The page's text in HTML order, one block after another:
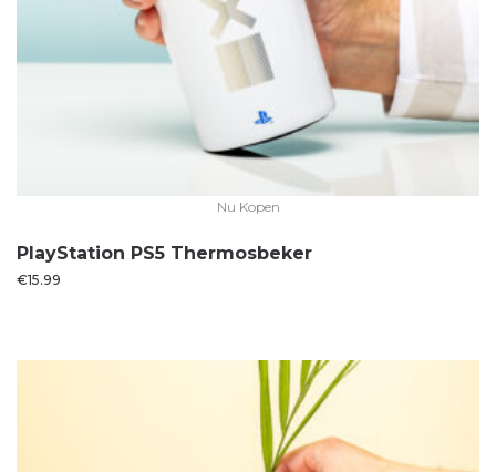
Nu Kopen
PlayStation PS5 Thermosbeker
€15.99